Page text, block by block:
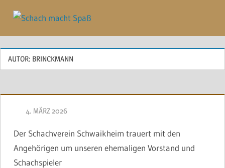
Inhalt
springen
AUTOR: BRINCKMANN
4. MÄRZ 2026
Der Schachverein Schwaikheim trauert mit den
Angehörigen um unseren ehemaligen Vorstand und
Schachspieler